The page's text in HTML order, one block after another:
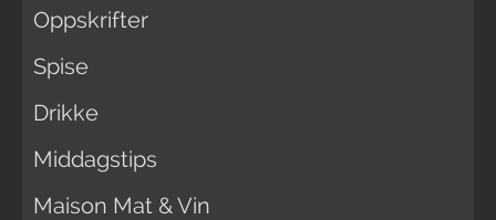
Oppskrifter
Spise
Drikke
Middagstips
Maison Mat & Vin